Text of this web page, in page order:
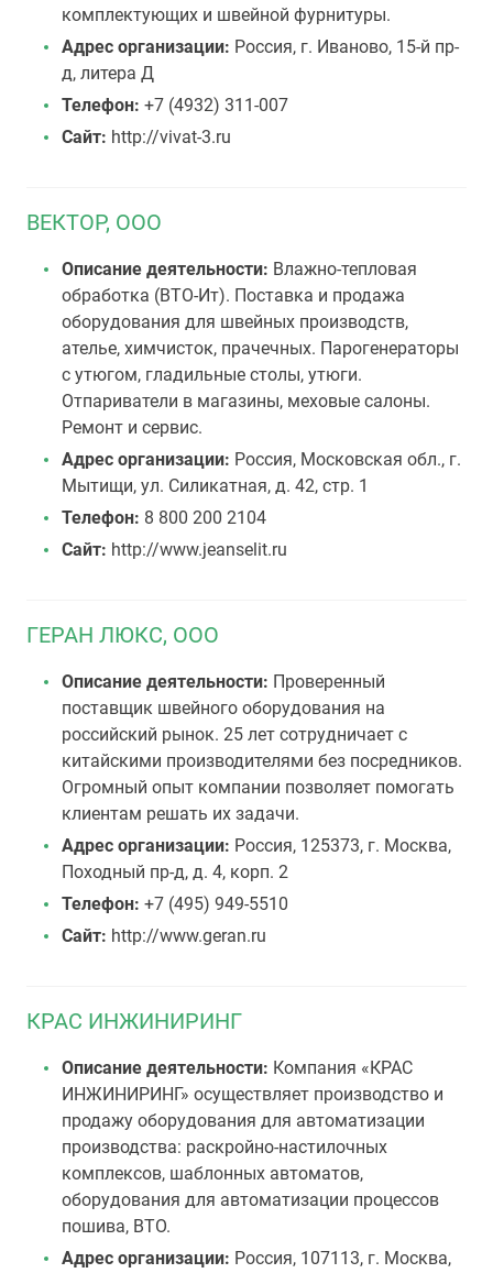
комплектующих и швейной фурнитуры.
Адрес организации: Россия, г. Иваново, 15-й пр-
д, литера Д
Телефон: +7 (4932) 311-007
Сайт: http://vivat-3.ru
ВЕКТОР, ООО
Описание деятельности: Влажно-тепловая
обработка (ВТО-Ит). Поставка и продажа
оборудования для швейных производств,
ателье, химчисток, прачечных. Парогенераторы
с утюгом, гладильные столы, утюги.
Отпариватели в магазины, меховые салоны.
Ремонт и сервис.
Адрес организации: Россия, Московская обл., г.
Мытищи, ул. Силикатная, д. 42, стр. 1
Телефон: 8 800 200 2104
Сайт: http://www.jeanselit.ru
ГЕРАН ЛЮКС, ООО
Описание деятельности: Проверенный
поставщик швейного оборудования на
российский рынок. 25 лет сотрудничает с
китайскими производителями без посредников.
Огромный опыт компании позволяет помогать
клиентам решать их задачи.
Адрес организации: Россия, 125373, г. Москва,
Походный пр-д, д. 4, корп. 2
Телефон: +7 (495) 949-5510
Сайт: http://www.geran.ru
КРАС ИНЖИНИРИНГ
Описание деятельности: Компания «КРАС
ИНЖИНИРИНГ» осуществляет производство и
продажу оборудования для автоматизации
производства: раскройно-настилочных
комплексов, шаблонных автоматов,
оборудования для автоматизации процессов
пошива, ВТО.
Адрес организации: Россия, 107113, г. Москва,